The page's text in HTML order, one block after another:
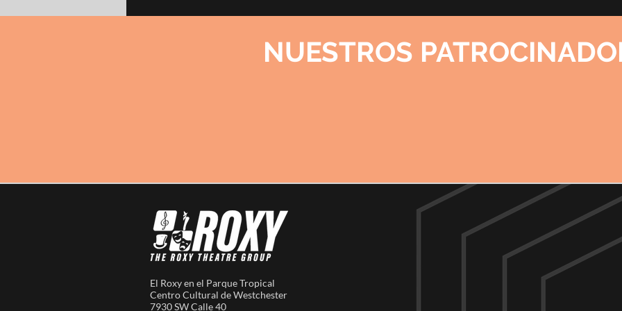
NUESTROS
El Roxy en el Parque Tropical
Centro Cultural de Westchester
7930 SW Calle 40